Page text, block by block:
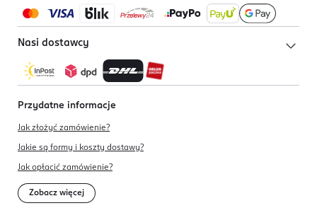
Nasi dostawcy
Przydatne informacje
Jak złożyć zamówienie?
Jakie są formy i koszty dostawy?
Jak opłacić zamówienie?
Zobacz więcej